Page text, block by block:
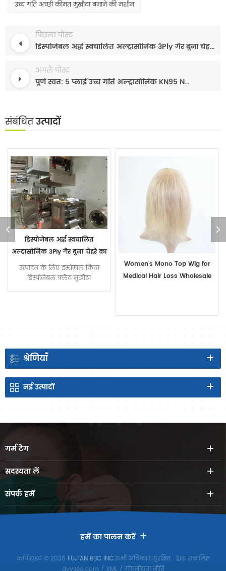
उच्च गति अच्छी कीमत मुखौटा बनाने की मशीन
पिछला पोस्ट
डिस्पोजेबल अर्द्ध स्वचालित अल्ट्रासोनिक 3Ply गैर बुना चेहरे का मुखौटा बनाने की मशीन
अगले पोस्ट
पूर्ण स्वत: 5 प्लाई उच्च गति अल्ट्रासोनिक KN95 N95 के चेहरे का मुखौटा बनाने की मशीन
संबंधितउत्पादों
डिस्पोजेबल अर्द्ध स्वचालित
अल्ट्रासोनिक 3Ply गैर बुना चेहरे का
मुखौटा बनाने की मशीन
उत्पादन के लिए इस्तेमाल किया
डिस्पोजेबल फ्लैट मुखौटा
Women's Mono Top Wig for
Medical Hair Loss Wholesale
श्रेणियाँ
नईउत्पादों
गर्मटैग
सदस्यता लें
संपर्कहमें
हमें का पालन करें
कॉपीराइट © 2026 FUJIAN BBC INC.सभी अधिकार सुरक्षित . द्वारा संचालित